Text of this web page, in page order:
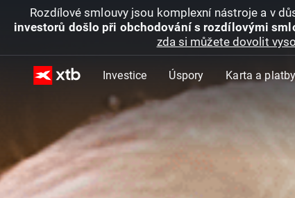
Rozdílové smlouvy jsou komplexní nástroje a v
investorů došlo při obchodování s rozdílovými
zda si můžete dovolit
Investice Úspory Karta a platby